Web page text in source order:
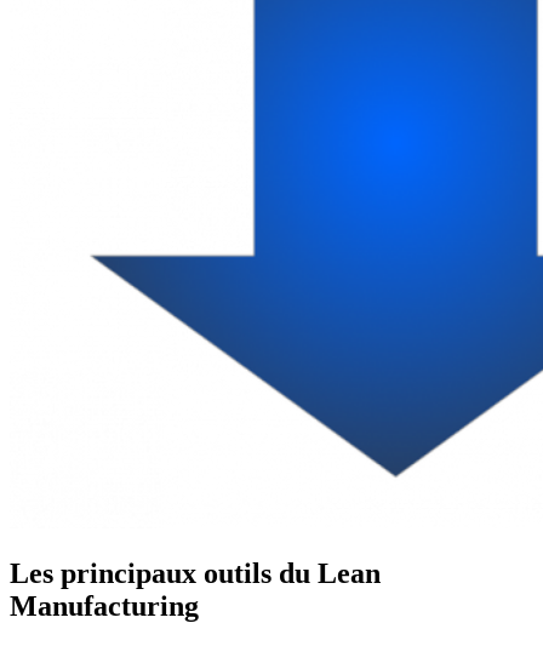
Les principaux outils du Lean
Manufacturing